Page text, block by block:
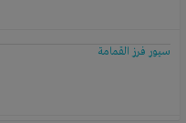
سيور فرز القمامة